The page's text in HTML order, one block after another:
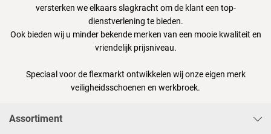
versterken we elkaars slagkracht om de klant een top-
dienstverlening te bieden.
Ook bieden wij u minder bekende merken van een mooie kwaliteit en
vriendelijk prijsniveau.
Speciaal voor de flexmarkt ontwikkelen wij onze eigen merk
veiligheidsschoenen en werkbroek.
Assortiment